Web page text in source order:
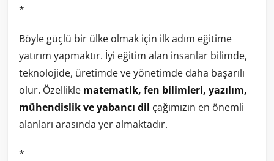
*
Böyle güçlü bir ülke olmak için ilk adım eğitime
yatırım yapmaktır. İyi eğitim alan insanlar bilimde,
teknolojide, üretimde ve yönetimde daha başarılı
olur. Özellikle matematik, fen bilimleri, yazılım,
mühendislik ve yabancı dil çağımızın en önemli
alanları arasında yer almaktadır.
*